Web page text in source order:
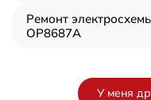
Ремонт
OP8687A
У меня